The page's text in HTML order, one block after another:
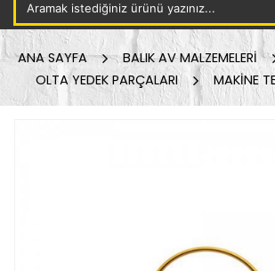
ANA SAYFA
BALIK AV MALZEMELERİ
OLTA YEDEK PARÇALARI
MAKİNE